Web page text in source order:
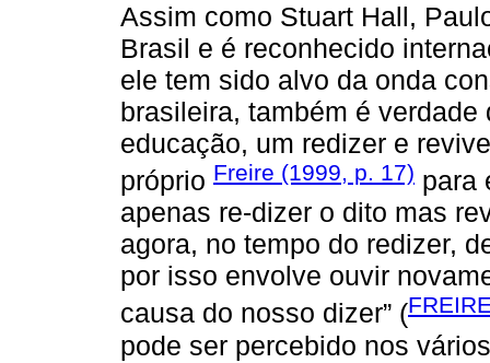
Assim como Stuart Hall,
Brasil e é reconhecido
ele tem sido alvo da onda
brasileira, também é
educação, um redizer e
próprio Freire (1999, p. 17) para
apenas re-dizer o dito mas
agora, no tempo do redizer,
por isso envolve ouvir
causa do nosso dizer” (
pode ser percebido nos